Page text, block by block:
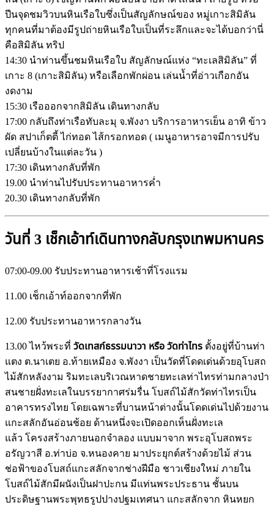
ปีนจุดชมวิวบนหินเรือใบซึ่งเป็นสัญลักษณ์ของ หมู่เกาะสิมิลัน
ทุกคนที่มาต้องมีรูปถ่ายหินเรือใบเป็นที่ระลึกและจะได้บอกว่านี่
คือสิมิลัน ทริป
14:30 นำท่านขึ้นชมหินเรือใบ สัญลักษณ์แห่ง “ทะเลสิมิลัน” ที่
เกาะ 8 (เกาะสิมิลัน) หรือเลือกพักผ่อน เล่นน้ำที่อ่าวเกือกอัน
งดงาม
15:30 เรือออกจากสิมิลัน เดินทางกลับ
17:00 กลับถึงท่าเรือทับละมุ จ.พังงา บริการอาหารเย็น อาทิ ข้าว
ผัด สปาเก็ตตี้ ไก่ทอด ไส้กรอกทอด ( เมนูอาหารอาจมีการปรับ
เปลี่ยนบ้างในแต่ละวัน )
17:30 เดินทางกลับที่พัก
19.00 นำท่านไปรับประทานอาหารค่ำ
20.30 เดินทางกลับที่พัก
วันที่ 3 เช็กเอ้าท์เดินทางกลับกรุงเทพมหานคร
07:00-09.00 รับประทานอาหารเช้าที่โรงแรม
11.00 เช็กเอ้าท์ออกจากที่พัก
12.00 รับประทานอาหารกลางวัน
13.00 ไหว้พระที่ วัดเทสก์ธรรมนาวา หรือ วัดท่าไทร ตั้งอยู่ที่บ้านท่า
แตง ต.นาเตย อ.ท้ายเหมือง จ.พังงา เป็นวัดที่โดดเด่นด้วยอุโบสถ
ไม้สักหลังงาม ริมทะเลบริเวณหาดชายทะเลท่าไทรท่ามกลางป่า
สนชายฝั่งทะเลในบรรยากาศร่มรื่น โบสถ์ไม้สักวัดท่าไทรเป็น
อาคารทรงไทย โดยเฉพาะที่บานหน้าต่างนั้นโดดเด่นไปด้วยงาน
แกะสลักอันอ่อนช้อย ด้านหนึ่งจะเปิดออกเห็นฝั่งทะเล
แล้ว โครงสร้างภายนอกจำลอง แบบมาจาก พระอุโบสถพระ
อรัญวาสี อ.ท่าบ่อ จ.หนองคาย มาประยุกต์สร้างด้วยไม้ ส่วน
ช่อฟ้าของโบสถ์แกะสลักจากช่างฝีมือ ชาวเชียงใหม่ ภายใน
โบสถ์ไม้สักมีผนังเป็นฝาปะกน มีแท่นพระประธาน ชั้นบน
ประดิษฐานพระพุทธรูปปางปฐมเทศนา แกะสลักจาก หินหยก